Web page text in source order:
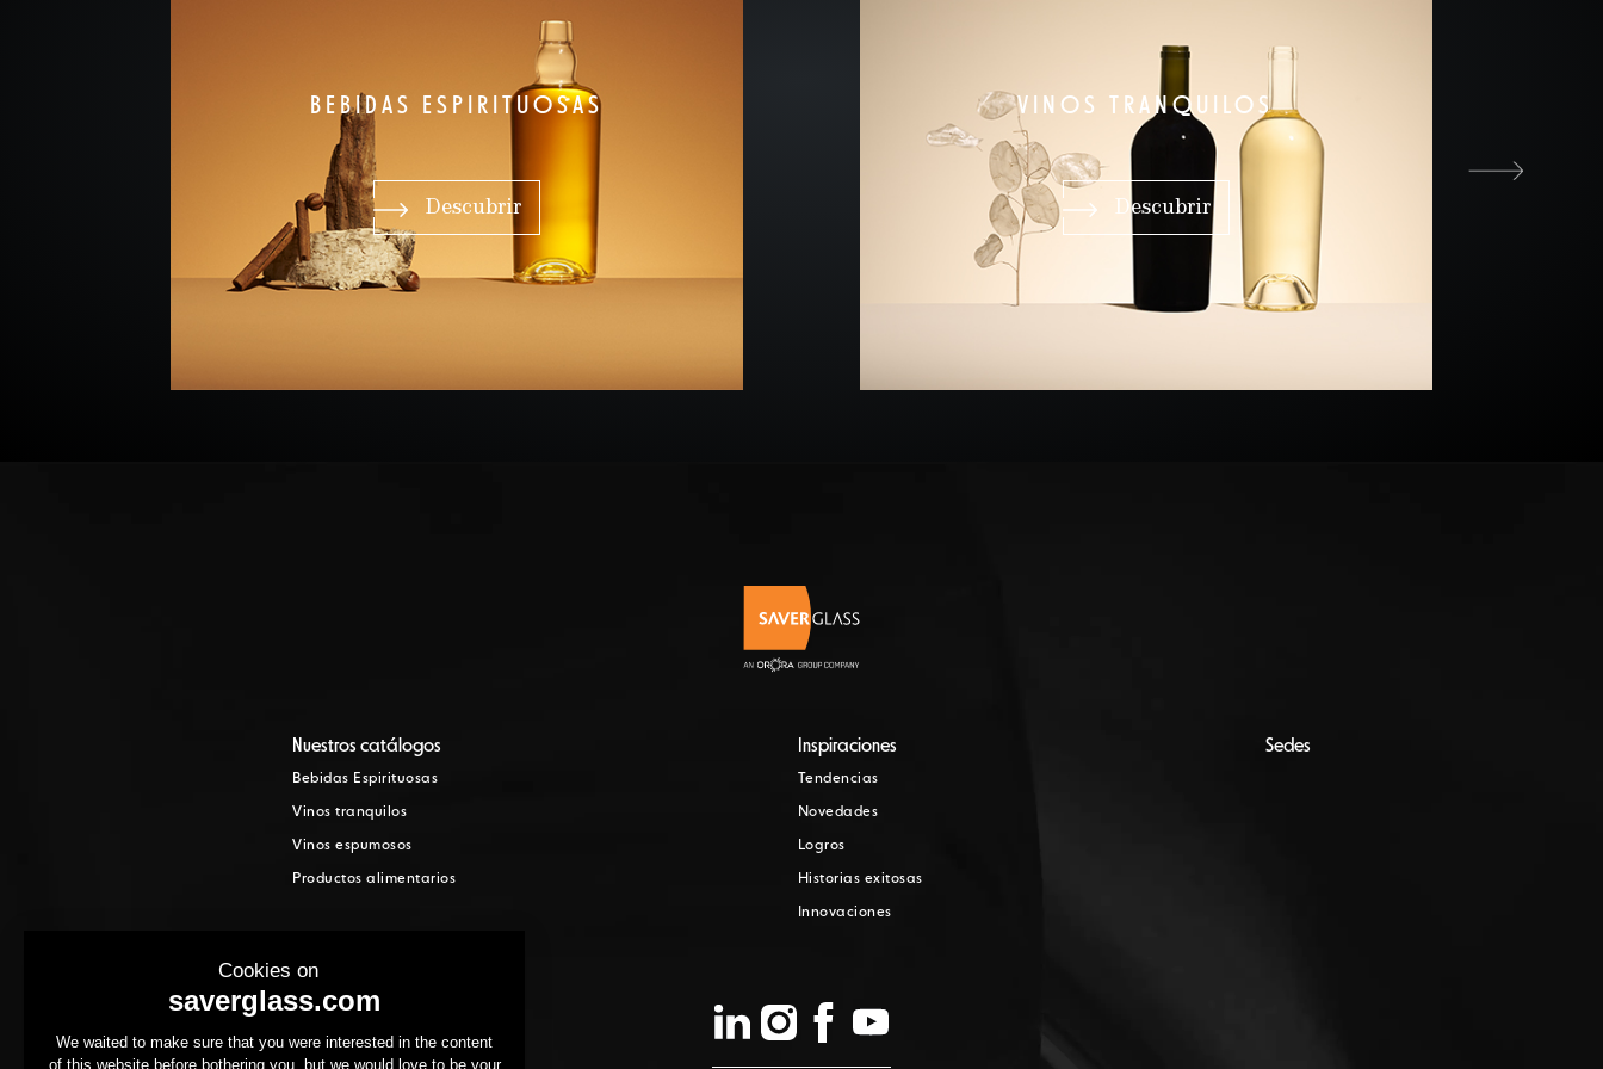
BEBIDAS ESPIRITUOSAS
Descubrir
VINOS TRANQUILOS
Descubrir
Nuestros catálogos
Bebidas Espirituosas
Vinos tranquilos
Vinos espumosos
Productos alimentarios
Inspiraciones
Tendencias
Novedades
Logros
Historias exitosas
Innovaciones
Sedes